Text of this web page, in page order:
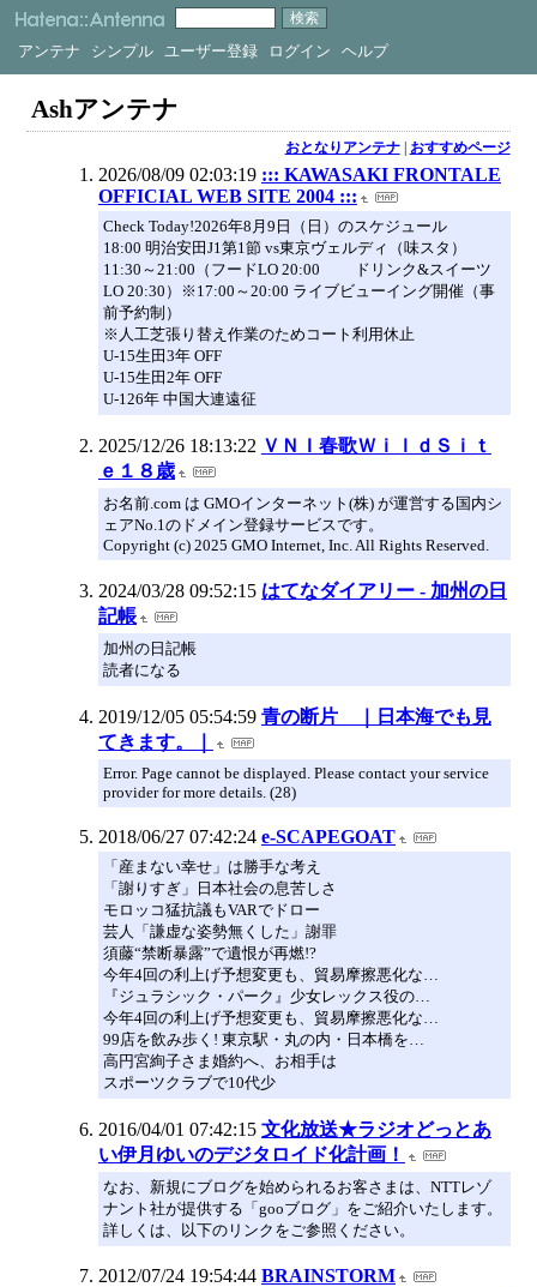
アンテナ シンプル ユーザー登録 ログイン ヘルプ
Ashアンテナ
おとなりアンテナ| おすすめページ
2026/08/09 02:03:19 ::: KAWASAKI FRONTALE
OFFICIAL WEB SITE 2004 :::
Check Today!2026年8月9日（日）のスケジュール
18:00 明治安田J1第1節 vs東京ヴェルディ（味スタ）
11:30～21:00（フードLO 20:00 ドリンク&スイーツ
LO 20:30）※17:00～20:00 ライブビューイング開催（事
前予約制）
※人工芝張り替え作業のためコート利用休止
U-15生田3年 OFF
U-15生田2年 OFF
U-126年 中国大連遠征
2025/12/26 18:13:22 ＶＮＩ春歌ＷｉｌｄＳｉｔ
ｅ１８歳
お名前.com は GMOインターネット(株) が運営する国内シ
ェアNo.1のドメイン登録サービスです。
Copyright (c) 2025 GMO Internet, Inc. All Rights Reserved.
2024/03/28 09:52:15 はてなダイアリー - 加州の日
記帳
加州の日記帳
読者になる
2019/12/05 05:54:59 青の断片 ｜日本海でも見
てきます。｜
Error. Page cannot be displayed. Please contact your service
provider for more details. (28)
2018/06/27 07:42:24 e-SCAPEGOAT
「産まない幸せ」は勝手な考え
「謝りすぎ」日本社会の息苦しさ
モロッコ猛抗議もVARでドロー
芸人「謙虚な姿勢無くした」謝罪
須藤“禁断暴露”で遺恨が再燃!?
今年4回の利上げ予想変更も、貿易摩擦悪化な…
『ジュラシック・パーク』少女レックス役の…
今年4回の利上げ予想変更も、貿易摩擦悪化な…
99店を飲み歩く! 東京駅・丸の内・日本橋を…
高円宮絢子さま婚約へ、お相手は
スポーツクラブで10代少
2016/04/01 07:42:15 文化放送★ラジオどっとあ
い伊月ゆいのデジタロイド化計画！
なお、新規にブログを始められるお客さまは、NTTレゾ
ナント社が提供する「gooブログ」をご紹介いたします。
詳しくは、以下のリンクをご参照ください。
2012/07/24 19:54:44 BRAINSTORM